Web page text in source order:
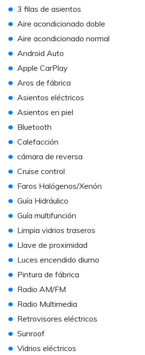
• 3 filas de asientos
• Aire acondicionado doble
• Aire acondicionado normal
• Android Auto
• Apple CarPlay
• Aros de fábrica
• Asientos eléctricos
• Asientos en piel
• Bluetooth
• Calefacción
• cámara de reversa
• Cruise control
• Faros Halógenos/Xenón
• Guía Hidráulico
• Guía multifunción
• Limpia vidrios traseros
• Llave de proximidad
• Luces encendido diurno
• Pintura de fábrica
• Radio AM/FM
• Radio Multimedia
• Retrovisores eléctricos
• Sunroof
• Vidrios eléctricos